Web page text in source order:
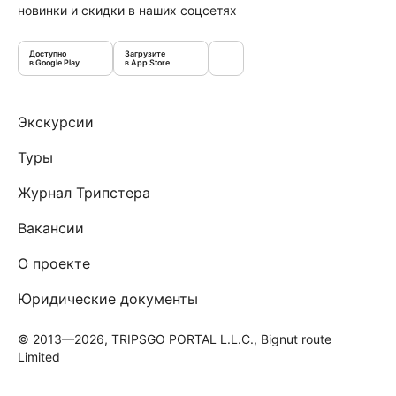
новинки и скидки в наших соцсетях
Доступно
в Google Play
Загрузите
в App Store
Экскурсии
Туры
Журнал Трипстера
Вакансии
О проекте
Юридические документы
© 2013—2026, TRIPSGO PORTAL L.L.C., Bignut route
Limited